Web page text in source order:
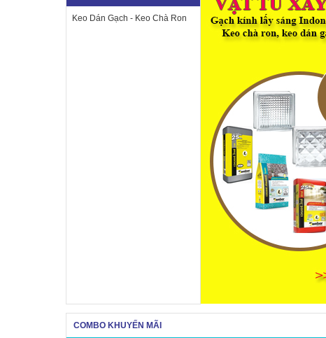
Keo Dán Gạch - Keo Chà Ron
COMBO KHUYẾN MÃI